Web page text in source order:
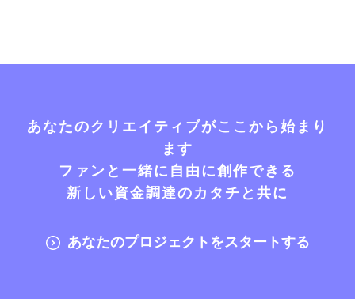
あなたのクリエイティブがここから始まり
ます
ファンと一緒に自由に創作できる
新しい資金調達のカタチと共に
あなたのプロジェクトをスタートする